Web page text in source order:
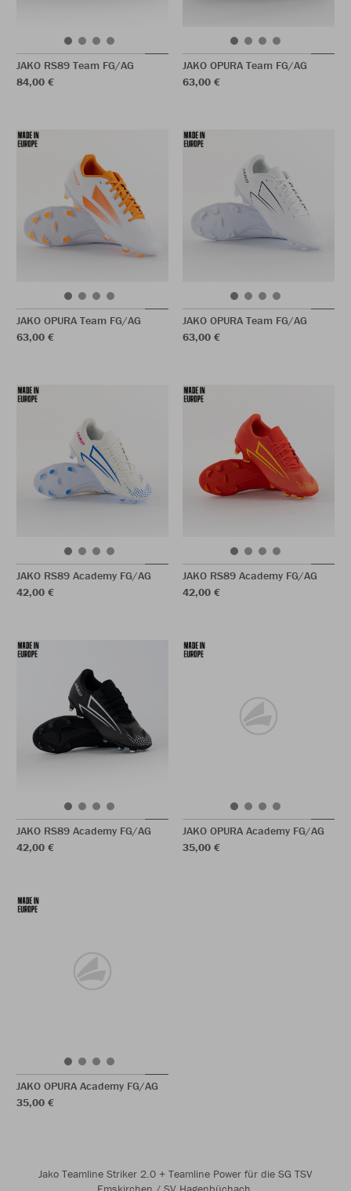
JAKO RS89 Team FG/AG
84,00 €
JAKO OPURA Team FG/AG
63,00 €
JAKO OPURA Team FG/AG
63,00 €
JAKO OPURA Team FG/AG
63,00 €
JAKO RS89 Academy FG/AG
42,00 €
JAKO RS89 Academy FG/AG
42,00 €
JAKO RS89 Academy FG/AG
42,00 €
JAKO OPURA Academy FG/AG
35,00 €
JAKO OPURA Academy FG/AG
35,00 €
Jako Teamline Striker 2.0 + Teamline Power für die SG TSV